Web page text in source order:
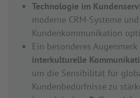
Technologie im
moderne CRM-Systeme
Kundenkommunikation
Ein besonderes
interkulturelle
um die Sensibilität für
Kundenbedürfnisse zu